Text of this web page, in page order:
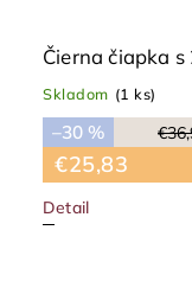
Čierna čiapka
Skladom (1 ks)
–30 %
€25,83
Detail